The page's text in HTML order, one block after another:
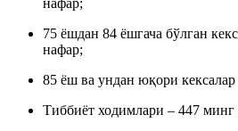
75 ёшдан 84 ёшгача бўлган
нафар;
85 ёш ва ундан юқори
Тиббиёт ходимлари – 447 минг